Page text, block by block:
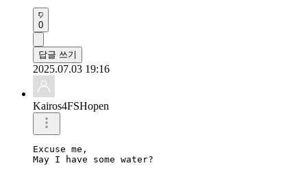
0
답글 쓰기
2025.07.03 19:16
Kairos4FSHopen
Excuse me,
May I have some water?